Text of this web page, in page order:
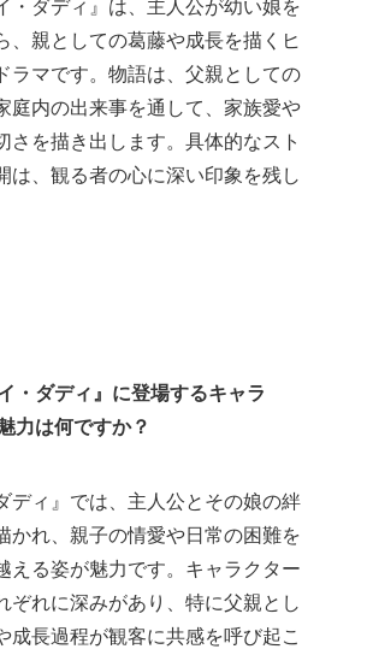
・ダディ』は、主人公が幼い娘を
、親としての葛藤や成長を描くヒ
ラマです。物語は、父親としての
庭内の出来事を通して、家族愛や
さを描き出します。具体的なスト
は、観る者の心に深い印象を残し
・ダディ』に登場するキャラ
力は何ですか？
ディ』では、主人公とその娘の絆
かれ、親子の情愛や日常の困難を
える姿が魅力です。キャラクター
ぞれに深みがあり、特に父親とし
成長過程が観客に共感を呼び起こ